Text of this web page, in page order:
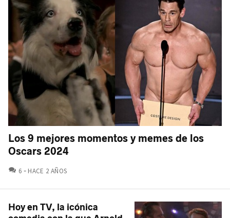
Los 9 mejores momentos y memes de los
Oscars 2024
6 COMENTARIOS
HACE 2 AÑOS
Hoy en TV, la icónica